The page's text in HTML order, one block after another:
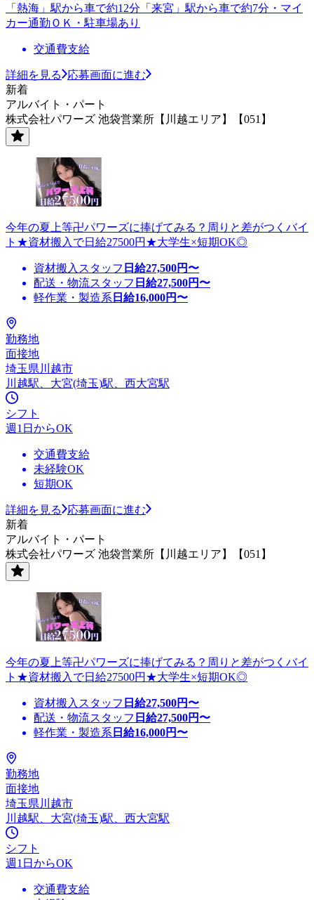
「熱海」駅から車で約12分「来宮」駅から車で約7分・マイ
カー通勤ＯＫ・駐車場あり
交通費支給
詳細を見る
応募画面に進む
新着
アルバイト・パート
株式会社パワーズ 池袋営業所【川越エリア】【051】
今年の夏上等卍パワーズに捧げてみる？周りと差がつくバイ
ト★資材搬入で日給27500円★大学生×短期OK◎
資材搬入スタッフ 日給27,500円〜
配送・物流スタッフ 日給27,500円〜
軽作業・製造系 日給16,000円〜
勤務地
面接地
埼玉県川越市
川越駅、大宮(埼玉)駅、西大宮駅
シフト
週1日からOK
交通費支給
未経験OK
短期OK
詳細を見る
応募画面に進む
新着
アルバイト・パート
株式会社パワーズ 池袋営業所【川越エリア】【051】
今年の夏上等卍パワーズに捧げてみる？周りと差がつくバイ
ト★資材搬入で日給27500円★大学生×短期OK◎
資材搬入スタッフ 日給27,500円〜
配送・物流スタッフ 日給27,500円〜
軽作業・製造系 日給16,000円〜
勤務地
面接地
埼玉県川越市
川越駅、大宮(埼玉)駅、西大宮駅
シフト
週1日からOK
交通費支給